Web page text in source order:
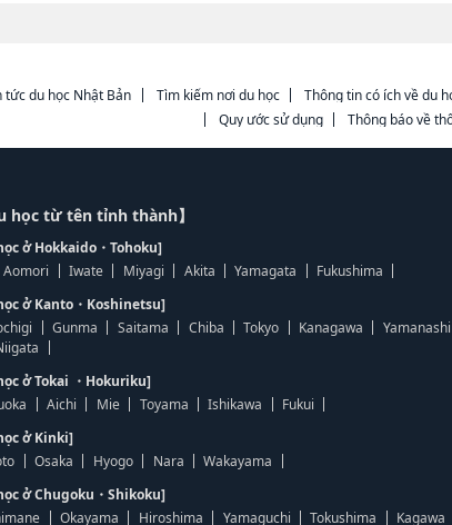
tức du học Nhật Bản Tìm kiếm nơi du học Thông tin có ích về du
Quy ước sử dụng
Thông báo về
học từ tên tỉnh thành】
ở Hokkaido・Tohoku]
Aomori Iwate Miyagi Akita Yamagata
Fukushima
ở Kanto・Koshinetsu]
Gunma Saitama Chiba Tokyo Kanagawa
Yamanashi
ở Tokai ・Hokuriku]
Aichi Mie Toyama Ishikawa
Fukui
ở Kinki]
Osaka Hyogo Nara
Wakayama
ở Chugoku・Shikoku]
Okayama Hiroshima Yamaguchi Tokushima Kagawa